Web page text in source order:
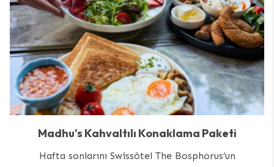
Madhu's Kahvaltılı Konaklama Paketi
Hafta sonlarını Swissôtel The Bosphorus’un